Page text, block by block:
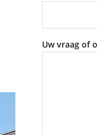
Uw vraag of